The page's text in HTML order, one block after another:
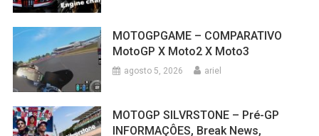
MOTOGPGAME – COMPARATIVO
MotoGP X Moto2 X Moto3
agosto 5, 2026 ariel
MOTOGP SILVRSTONE – Pré-GP
INFORMAÇÔES, Break News,